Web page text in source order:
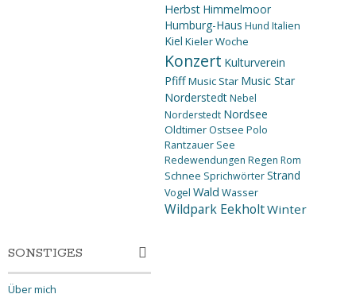
Herbst Himmelmoor
Humburg-Haus Hund Italien
Kiel Kieler Woche
Konzert Kulturverein
PfiffMusic Star Music Star
Norderstedt Nebel
Norderstedt Nordsee
OldtimerOstsee Polo
Rantzauer See
Redewendungen Regen Rom
Schnee SprichwörterStrand
Vogel Wald Wasser
Wildpark EekholtWinter
SONSTIGES
Über mich